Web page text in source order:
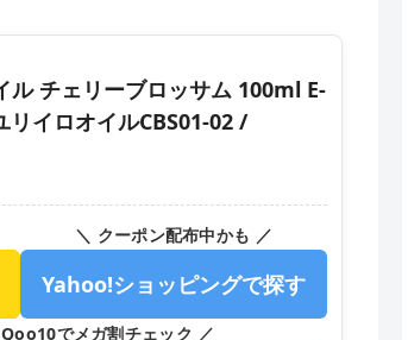
ル チェリーブロッサム 100ml E-
イロオイルCBS01-02 /
＼ クーポン配布中かも ／
Yahoo!ショッピングで探す
でメガ割チェック ／